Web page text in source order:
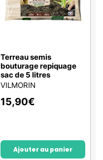
Terreau semis
bouturage repiquage
sac de 5 litres
VILMORIN
15,90€
Ajouter au panier